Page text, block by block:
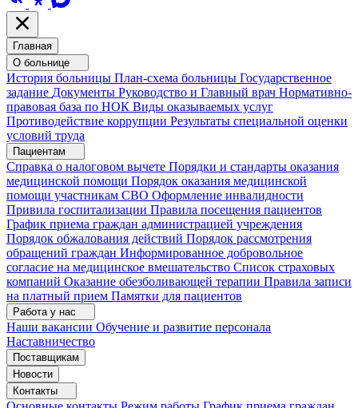
Главная
О больнице
История больницы План-схема больницы Государственное
задание Документы Руководство и Главный врач Нормативно-
правовая база по НОК Виды оказываемых услуг
Противодействие коррупции Результаты специальной оценки
условий труда
Пациентам
Справка о налоговом вычете Порядки и стандарты оказания
медицинской помощи Порядок оказания медицинской
помощи участникам СВО Оформление инвалидности
Привила госпитализации Правила посещения пациентов
График приема граждан администрацией учреждения
Порядок обжалования действий Порядок рассмотрения
обращений граждан Информированное добровольное
согласие на медицинское вмешательство Список страховых
компаний Оказание обезболивающей терапии Правила записи
на платный прием Памятки для пациентов
Работа у нас
Наши вакансии Обучение и развитие персонала
Наставничество
Поставщикам
Новости
Контакты